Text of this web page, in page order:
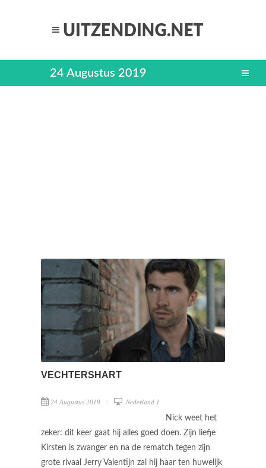
24 Augustus 2019
VECHTERSHART
24 Augustus 2019 Nederland 1
Nick weet het
zeker: dit keer gaat hij alles goed doen. Zijn liefje
Kirsten is zwanger en na de rematch tegen zijn
grote rivaal Jerry Valentijn zal hij haar ten huwelijk